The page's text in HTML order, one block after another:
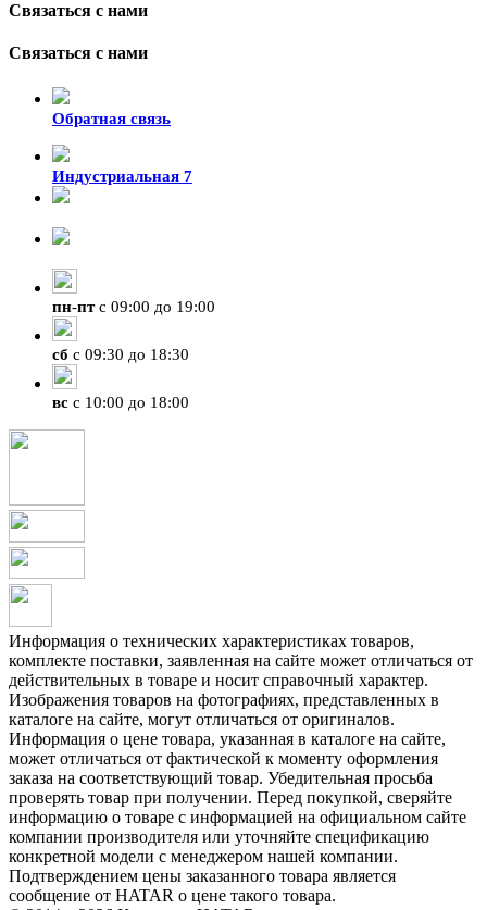
Связаться с нами
Связаться с нами
Обратная связь
Индустриальная 7
пн-птс 09:00 до 19:00
сб с 09:30 до 18:30
вс с 10:00 до 18:00
Информация о технических характеристиках товаров,
комплекте поставки, заявленная на сайте может отличаться от
действительных в товаре и носит справочный характер.
Изображения товаров на фотографиях, представленных в
каталоге на сайте, могут отличаться от оригиналов.
Информация о цене товара, указанная в каталоге на сайте,
может отличаться от фактической к моменту оформления
заказа на соответствующий товар. Убедительная просьба
проверять товар при получении. Перед покупкой, сверяйте
информацию о товаре с информацией на официальном сайте
компании производителя или уточняйте спецификацию
конкретной модели с менеджером нашей компании.
Подтверждением цены заказанного товара является
сообщение от HATAR о цене такого товара.